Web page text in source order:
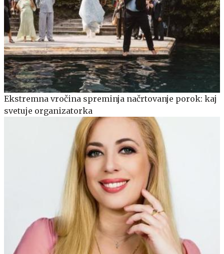
Ekstremna vročina spreminja načrtovanje porok: kaj
svetuje organizatorka